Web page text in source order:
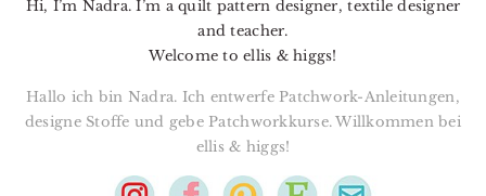
Hi, I’m Nadra. I’m a quilt pattern designer, textile designer
and teacher.
Welcome to ellis & higgs!
Hallo ich bin Nadra. Ich entwerfe Patchwork-Anleitungen,
designe Stoffe und gebe Patchworkkurse. Willkommen bei
ellis & higgs!